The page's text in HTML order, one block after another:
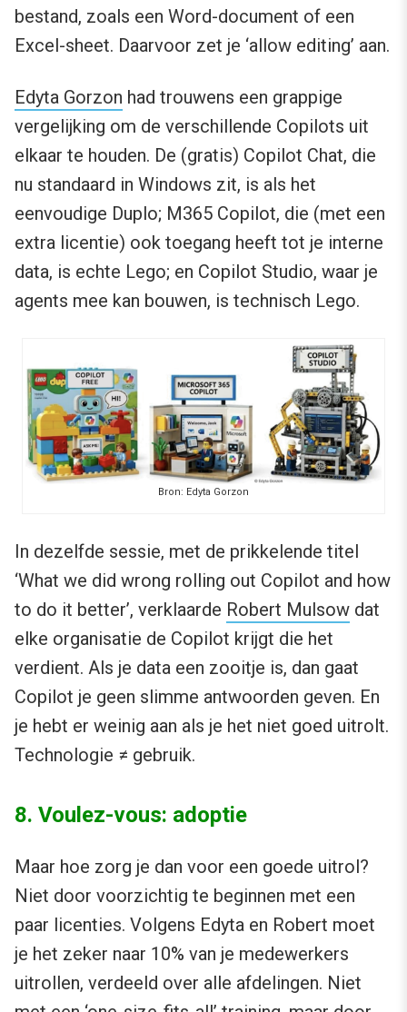
bestand, zoals een Word-document of een
Excel-sheet. Daarvoor zet je ‘allow editing’ aan.
Edyta Gorzon had trouwens een grappige
vergelijking om de verschillende Copilots uit
elkaar te houden. De (gratis) Copilot Chat, die
nu standaard in Windows zit, is als het
eenvoudige Duplo; M365 Copilot, die (met een
extra licentie) ook toegang heeft tot je interne
data, is echte Lego; en Copilot Studio, waar je
agents mee kan bouwen, is technisch Lego.
Bron: Edyta Gorzon
In dezelfde sessie, met de prikkelende titel
‘What we did wrong rolling out Copilot and how
to do it better’, verklaarde Robert Mulsow dat
elke organisatie de Copilot krijgt die het
verdient. Als je data een zooitje is, dan gaat
Copilot je geen slimme antwoorden geven. En
je hebt er weinig aan als je het niet goed uitrolt.
Technologie ≠ gebruik.
8. Voulez-vous: adoptie
Maar hoe zorg je dan voor een goede uitrol?
Niet door voorzichtig te beginnen met een
paar licenties. Volgens Edyta en Robert moet
je het zeker naar 10% van je medewerkers
uitrollen, verdeeld over alle afdelingen. Niet